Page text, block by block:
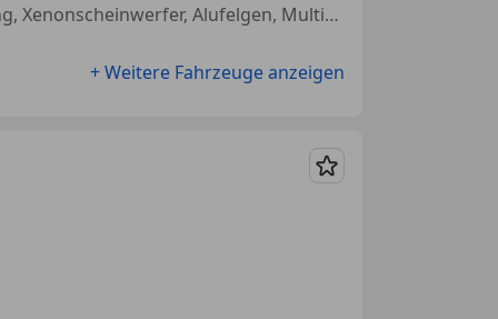
Getönte Scheiben, Einparkhilfe Sensoren vorne, Freisprecheinrichtung, Xenonscheinwerfer, Alufelgen, Multifunktionslenkrad, Scheinwerferreinigung, Servolenkung
+ Weitere Fahrzeuge anzeigen
Merken